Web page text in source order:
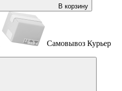
В корзину
Самовывоз Курьер